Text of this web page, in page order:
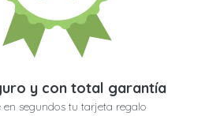
y con total garantía
en segundos tu tarjeta regalo